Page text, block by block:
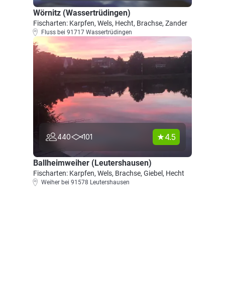
Wörnitz (Wassertrüdingen)
Fischarten: Karpfen, Wels, Hecht, Brachse, Zander
Fluss bei 91717 Wassertrüdingen
440 101 4.5
Ballheimweiher (Leutershausen)
Fischarten: Karpfen, Wels, Brachse, Giebel, Hecht
Weiher bei 91578 Leutershausen